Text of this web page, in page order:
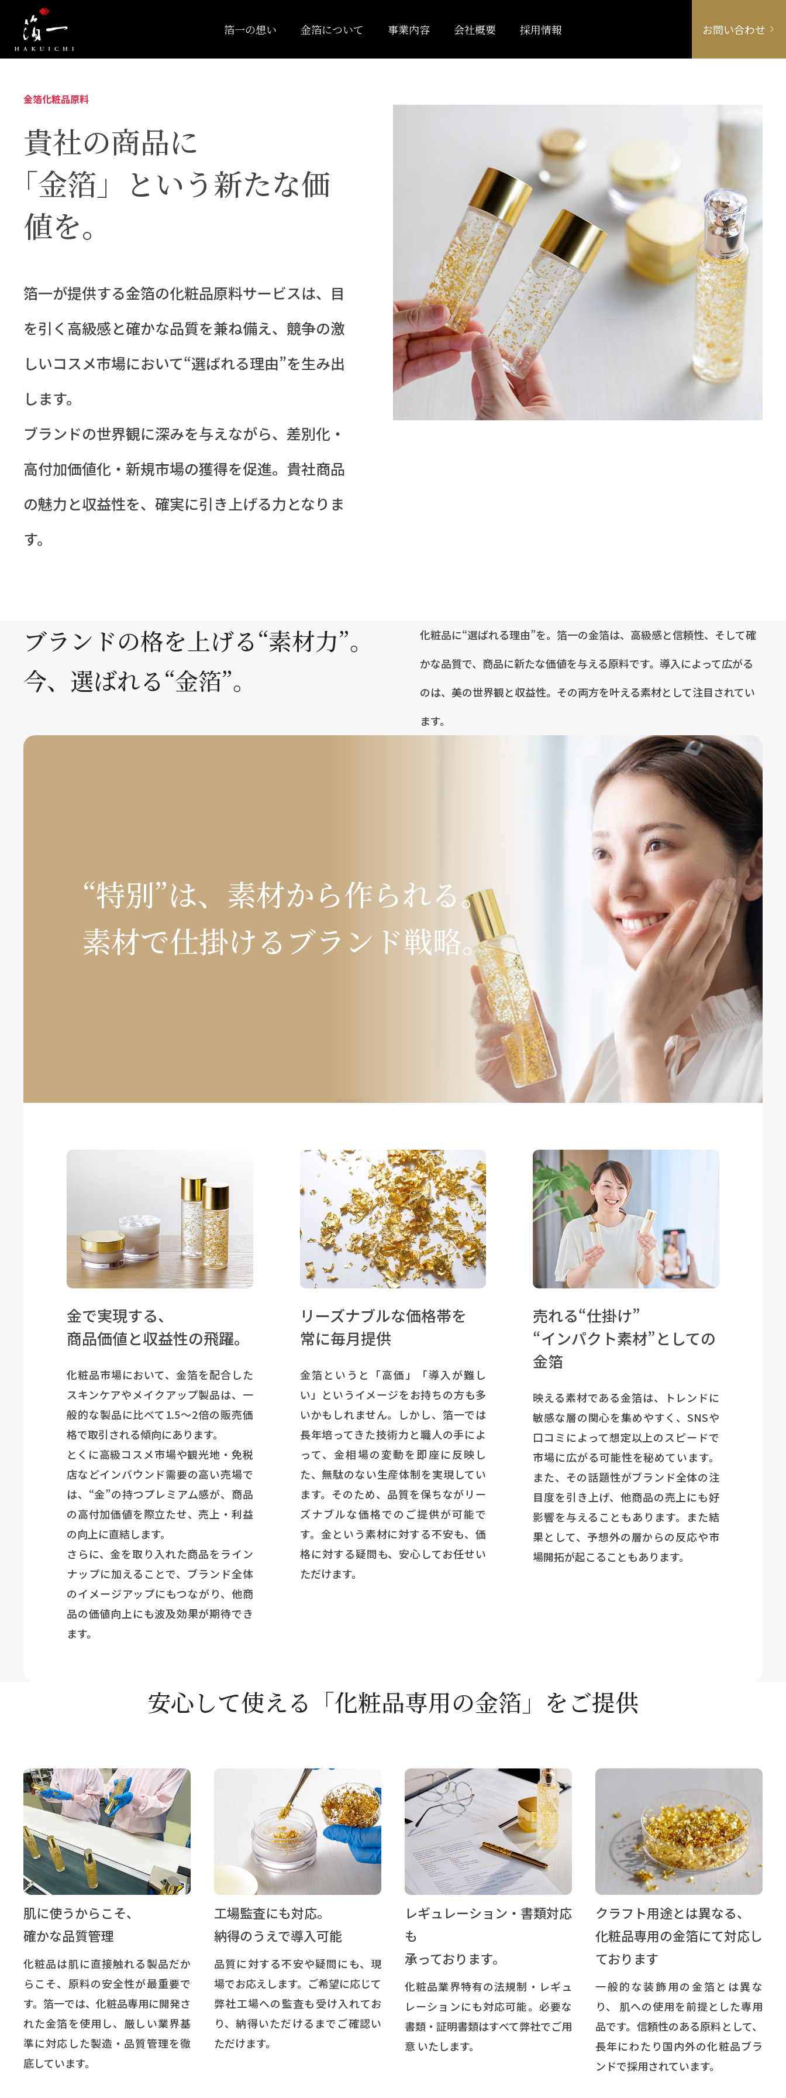
箔一の想い 金箔について 事業内容 会社概要 採用情報 お問い合わせ
金箔化粧品原料
貴社の商品に
「金箔」という新たな価
値を。
箔一が提供する金箔の化粧品原料サービスは、目
を引く高級感と確かな品質を兼ね備え、競争の激
しいコスメ市場において“選ばれる理由”を生み出
します。
ブランドの世界観に深みを与えながら、差別化・
高付加価値化・新規市場の獲得を促進。貴社商品
の魅力と収益性を、確実に引き上げる力となりま
す。
ブランドの格を上げる“素材力”。
今、選ばれる“金箔”。
化粧品に“選ばれる理由”を。箔一の金箔は、高級感と信頼性、そして確
かな品質で、商品に新たな価値を与える原料です。導入によって広がる
のは、美の世界観と収益性。その両方を叶える素材として注目されてい
ます。
“特別”は、素材から作られる。
素材で仕掛けるブランド戦略。
金で実現する、
商品価値と収益性の飛躍。
化粧品市場において、金箔を配合した
スキンケアやメイクアップ製品は、一
般的な製品に比べて1.5〜2倍の販売価
格で取引される傾向にあります。
とくに高級コスメ市場や観光地・免税
店などインバウンド需要の高い売場で
は、“金”の持つプレミアム感が、商品
の高付加価値を際立たせ、売上・利益
の向上に直結します。
さらに、金を取り入れた商品をライン
ナップに加えることで、ブランド全体
のイメージアップにもつながり、他商
品の価値向上にも波及効果が期待でき
ます。
リーズナブルな価格帯を
常に毎月提供
金箔というと「高価」「導入が難し
い」というイメージをお持ちの方も多
いかもしれません。しかし、箔一では
長年培ってきた技術力と職人の手によ
って、金相場の変動を即座に反映し
た、無駄のない生産体制を実現してい
ます。そのため、品質を保ちながリー
ズナブルな価格でのご提供が可能で
す。金という素材に対する不安も、価
格に対する疑問も、安心してお任せい
ただけます。
売れる“仕掛け”
“インパクト素材”としての
金箔
映える素材である金箔は、トレンドに
敏感な層の関心を集めやすく、SNSや
口コミによって想定以上のスピードで
市場に広がる可能性を秘めています。
また、その話題性がブランド全体の注
目度を引き上げ、他商品の売上にも好
影響を与えることもあります。また結
果として、予想外の層からの反応や市
場開拓が起こることもあります。
安心して使える「化粧品専用の金箔」をご提供
肌に使うからこそ、
確かな品質管理
化粧品は肌に直接触れる製品だか
らこそ、原料の安全性が最重要で
す。箔一では、化粧品専用に開発さ
れた金箔を使用し、厳しい業界基
準に対応した製造・品質管理を徹
底しています。
工場監査にも対応。
納得のうえで導入可能
品質に対する不安や疑問にも、現
場でお応えします。ご希望に応じて
弊社工場への監査も受け入れてお
り、納得いただけるまでご確認い
ただけます。
レギュレーション・書類対応
も
承っております。
化粧品業界特有の法規制・レギュ
レーションにも対応可能。必要な
書類・証明書類はすべて弊社でご用
意 いたします。
クラフト用途とは異なる、
化粧品専用の金箔にて対応し
ております
一般的な装飾用の金箔とは異な
り、 肌への使用を前提とした専用
品です。信頼性のある原料として、
長年にわたり国内外の化粧品ブラ
ンドで採用されています。